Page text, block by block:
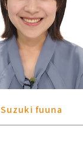
Suzuki fuuna